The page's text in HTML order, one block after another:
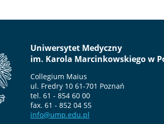
Uniwersytet Medyczny
im. Karola Marcinkowskiego w
Collegium Maius
ul. Fredry 10 61-701 Poznań
tel. 61 - 854 60 00
fax. 61 - 852 04 55
info@ump.edu.pl